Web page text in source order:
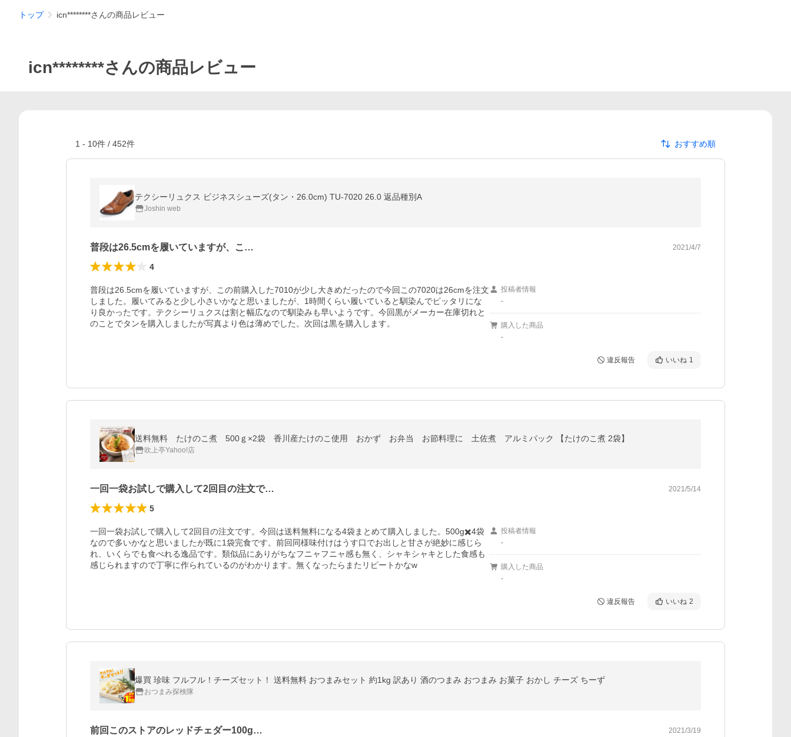
トップ icn********さんの商品レビュー
icn********さんの商品レビュー
1 - 10件 / 452件 おすすめ順
テクシーリュクス ビジネスシューズ(タン・26.0cm) TU-7020 26.0 返品種別A
Joshin web
普段は26.5cmを履いていますが、こ… 2021/4/7
4
普段は26.5cmを履いていますが、この前購入した7010が少し大きめだったので今回この7020は26cmを注文
しました。履いてみると少し小さいかなと思いましたが、1時間くらい履いていると馴染んでピッタリにな
り良かったです。テクシーリュクスは割と幅広なので馴染みも早いようです。今回黒がメーカー在庫切れと
のことでタンを購入しましたが写真より色は薄めでした。次回は黒を購入します。
投稿者情報
-
購入した商品
-
違反報告 いいね 1
送料無料 たけのこ煮 500ｇ×2袋 香川産たけのこ使用 おかず お弁当 お節料理に 土佐煮 アルミパック 【たけのこ煮 2袋】
吹上亭Yahoo!店
一回一袋お試しで購入して2回目の注文で… 2021/5/14
5
一回一袋お試しで購入して2回目の注文です。今回は送料無料になる4袋まとめて購入しました。500g✖️4袋
なので多いかなと思いましたが既に1袋完食です。前回同様味付けはうす口でお出しと甘さが絶妙に感じら
れ、いくらでも食べれる逸品です。類似品にありがちなフニャフニャ感も無く、シャキシャキとした食感も
感じられますので丁寧に作られているのがわかります。無くなったらまたリピートかなw
投稿者情報
-
購入した商品
-
違反報告 いいね 2
爆買 珍味 フルフル！チーズセット！ 送料無料 おつまみセット 約1kg 訳あり 酒のつまみ おつまみ お菓子 おかし チーズ ちーず
おつまみ探検隊
前回このストアのレッドチェダー100g… 2021/3/19